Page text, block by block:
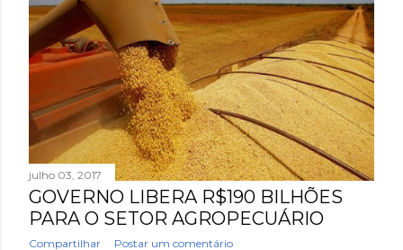
julho 03, 2017
GOVERNO LIBERA R$190 BILHÕES
PARA O SETOR AGROPECUÁRIO
Compartilhar Postar um comentário